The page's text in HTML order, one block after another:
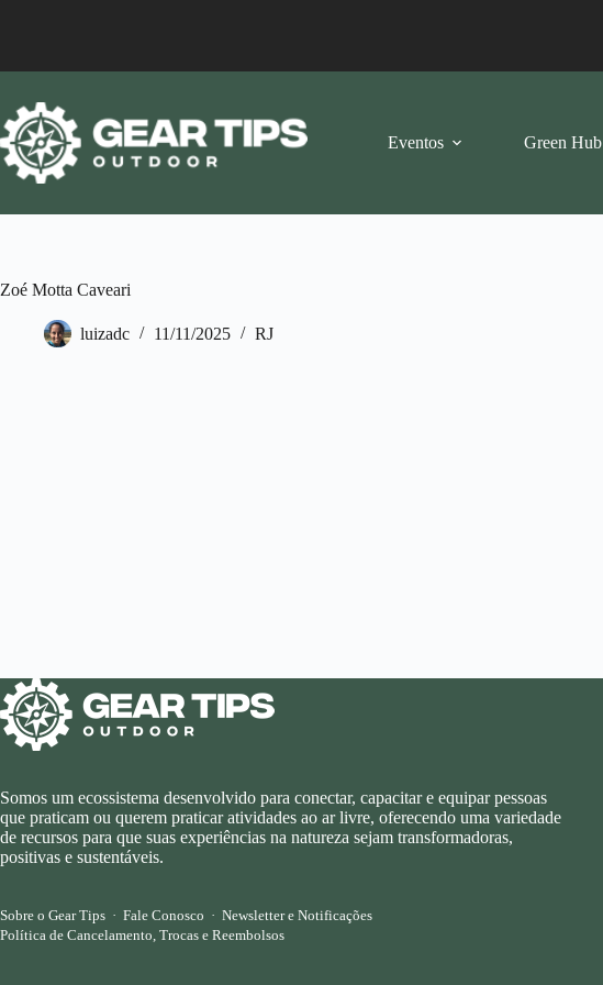
conteúdo
Eventos Green Hub
Zoé Motta Caveari
luizadc 11/11/2025 RJ
Somos um ecossistema desenvolvido para conectar, capacitar e equipar pessoas
que praticam ou querem praticar atividades ao ar livre, oferecendo uma variedade
de recursos para que suas experiências na natureza sejam transformadoras,
positivas e sustentáveis.
Sobre o Gear Tips · Fale Conosco · Newsletter e Notificações
Política de Cancelamento, Trocas e Reembolsos